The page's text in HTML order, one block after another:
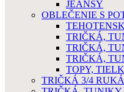
JEANSY
OBLEČENIE S
TRIČKÁ,
TRIČKÁ,
TRIČKÁ,
TOPY,
TRIČKÁ 3/4